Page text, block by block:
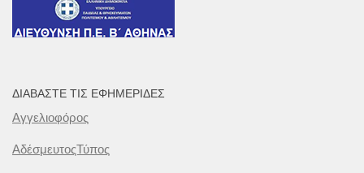
ΔΙΑΒΆΣΤΕ ΤΙΣ ΕΦΗΜΕΡΊΔΕΣ
Αγγελιοφόρος
ΑδέσμευτοςΤύπος